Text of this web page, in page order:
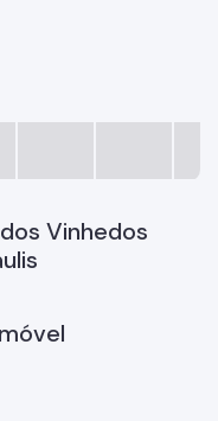
Vinhedos